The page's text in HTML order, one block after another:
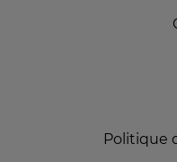
Politique